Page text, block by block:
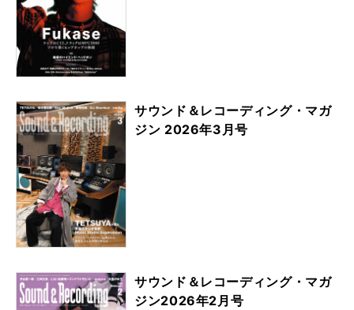
サウンド＆レコーディング・マガ
ジン 2026年3月号
サウンド＆レコーディング・マガ
ジン2026年2月号